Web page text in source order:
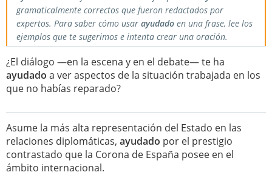
gramaticalmente correctos que fueron redactados por
expertos. Para saber cómo usar ayudado en una frase, lee los
ejemplos que te sugerimos e intenta crear una oración.
¿El diálogo —en la escena y en el debate— te ha
ayudado a ver aspectos de la situación trabajada en los
que no habías reparado?
Asume la más alta representación del Estado en las
relaciones diplomáticas, ayudado por el prestigio
contrastado que la Corona de España posee en el
ámbito internacional.